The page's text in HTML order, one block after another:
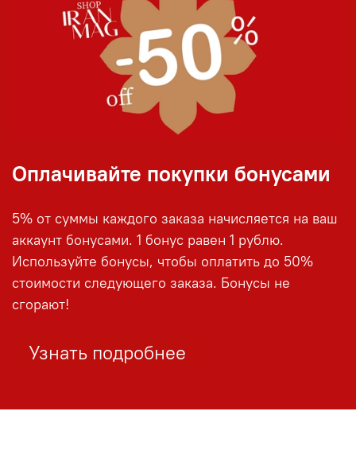
Оплачивайте покупки бонусами
5% от суммы каждого заказа начисляется на ваш
аккаунт бонусами. 1 бонус равен 1 рублю.
Используйте бонусы, чтобы оплатить до 50%
стоимости следующего заказа. Бонусы не
сгорают!
Узнать подробнее